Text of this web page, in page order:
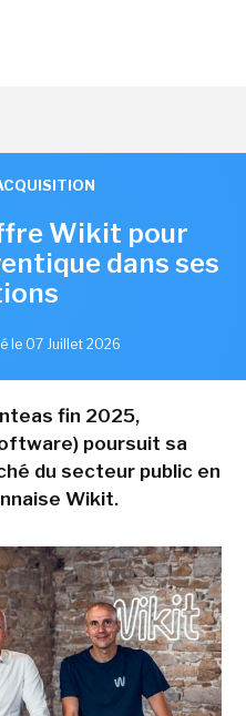
Wikit pour
dans ses
le 07 Juillet 2026
fin 2025,
poursuit sa
du secteur public en
Wikit.